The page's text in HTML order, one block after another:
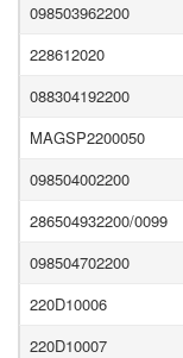
098503962200
228612020
088304192200
MAGSP2200050
098504002200
286504932200/0099
098504702200
220D10006
220D10007